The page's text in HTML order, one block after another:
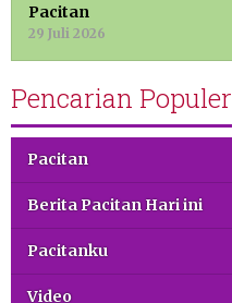
Pacitan
29 Juli 2026
Pencarian Populer
Pacitan
Berita Pacitan Hari ini
Pacitanku
Video